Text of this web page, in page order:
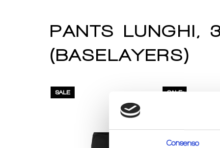
Consenso
PANTS LUNGHI,
(BASELAYERS)
SALE SALE